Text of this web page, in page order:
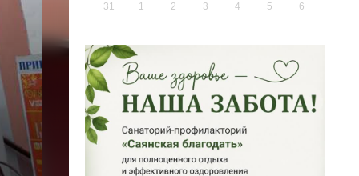
31 1 2 3 4 5 6